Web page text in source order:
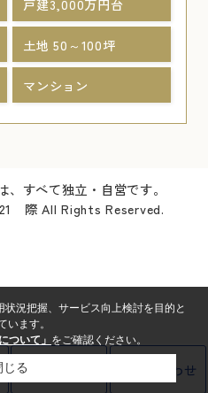
戸建3,000万円台
土地 50～100坪
マンション
、すべて独立・自営です。
際 All Rights Reserved.
お問い合わせ
況把握、サービス向上検討を目的と
います。
ついて」 をご確認ください。
じる